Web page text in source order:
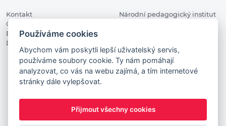
Kontakt
Členské organizace
Blog
Digitalizace ve vzdělávání
Národní pedagogický institut
DigiKoalice 2021. All rights reserved
Vstup do administrace
This project has received funding from the European
Commission Innovation and Networks Executive Agency (now
Používáme cookies
Abychom vám poskytli lepší uživatelský servis,
používáme soubory cookie. Ty nám pomáhají
analyzovat, co vás na webu zajímá, a tím internetové
stránky dále vylepšovat.
Přijmout všechny cookies